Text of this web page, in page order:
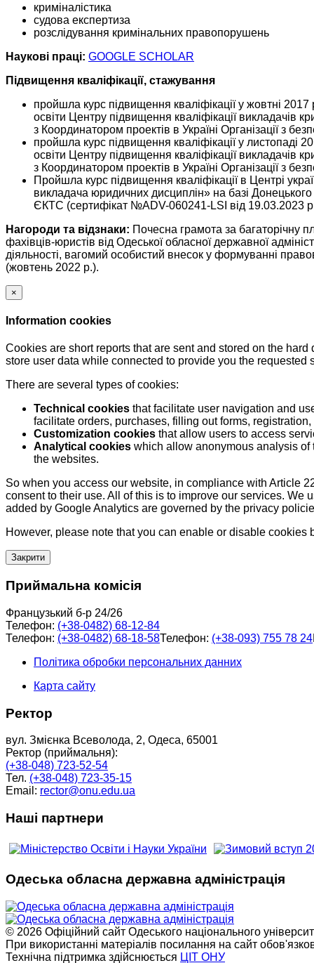
криміналістика
судова експертиза
розслідування кримінальних правопорушень
Наукові праці: GOOGLE SCHOLAR
Підвищення кваліфікації, стажування
пройшла курс підвищення кваліфікації у жовтні 2017
освіти Центру підвищення кваліфікації викладачів
з Координатором проектів в Україні Організації з
пройшла курс підвищення кваліфікації у листопаді
освіти Центру підвищення кваліфікації викладачів
з Координатором проектів в Україні Організації з
Пройшла курс підвищення кваліфікації в Центрі
викладача юридичних дисциплін» на базі
ЄКТС (сертифікат №ADV-060241-LSI від 19.03.2023
Нагороди та відзнаки: Почесна грамота за багаторічну
фахівців-юристів від Одеської обласної державної
діяльності, вагомий особистий внесок у формуванні
(жовтень 2022 р.).
×
Information cookies
Cookies are short reports that are sent and stored on the
store user data while connected to provide you the
There are several types of cookies:
Technical cookies that facilitate user navigation and
facilitate orders, purchases, filling out forms,
Customization cookies that allow users to access
Analytical cookies which allow anonymous analysis
the websites.
So when you access our website, in compliance with Article
consent to their use. All of this is to improve our services.
added by Google Analytics are governed by the privacy
However, please note that you can enable or disable cookies
Закрити
Приймальна комісія
Французький б-р 24/26
Телефон: (+38-0482) 68-12-84
Телефон: (+38-0482) 68-18-58Телефон: (+38-093) 755 78 24
Політика обробки персональних данних
Карта сайту
Ректор
вул. Змієнка Всеволода, 2, Одеса, 65001
Ректор (приймальня):
(+38-048) 723-52-54
Тел. (+38-048) 723-35-15
Email: rector@onu.edu.ua
Наші партнери
Одеська обласна державна адміністрація
© 2026 Офіційний сайт Одеського національного
При використанні матеріалів посилання на сайт
Технічна підтримка здійснюється ЦІТ ОНУ